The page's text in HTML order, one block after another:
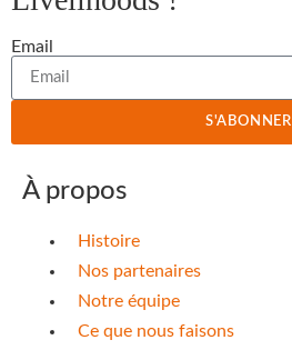
Email
S'ABONNER
À propos
Histoire
Nos partenaires
Notre équipe
Ce que nous faisons